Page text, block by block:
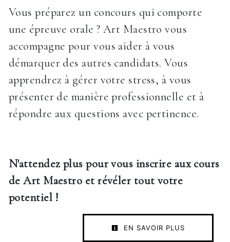
Vous préparez un concours qui comporte
une épreuve orale ? Art Maestro vous
accompagne pour vous aider à vous
démarquer des autres candidats. Vous
apprendrez à gérer votre stress, à vous
présenter de manière professionnelle et à
répondre aux questions avec pertinence.
N'attendez plus pour vous inscrire aux cours
de Art Maestro et révéler tout votre
potentiel !
EN SAVOIR PLUS